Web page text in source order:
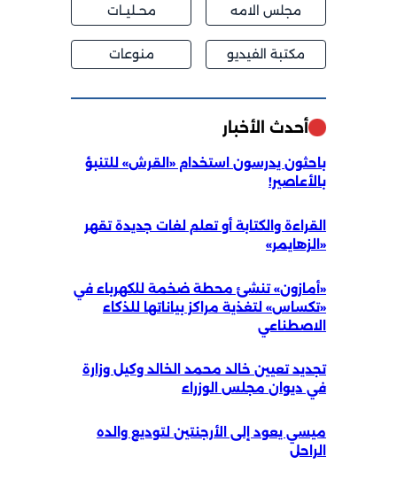
مجلس الامه محــليــات
مكتبة الفيديو منوعات
أحدث الأخبار
باحثون يدرسون استخدام «القرش» للتنبؤ
بالأعاصير!
القراءة والكتابة أو تعلم لغات جديدة تقهر
«الزهايمر»
«أمازون» تنشئ محطة ضخمة للكهرباء في
«تكساس» لتغذية مراكز بياناتها للذكاء
الاصطناعي
تجديد تعيين خالد محمد الخالد وكيل وزارة
في ديوان مجلس الوزراء
ميسي يعود إلى الأرجنتين لتوديع والده
الراحل